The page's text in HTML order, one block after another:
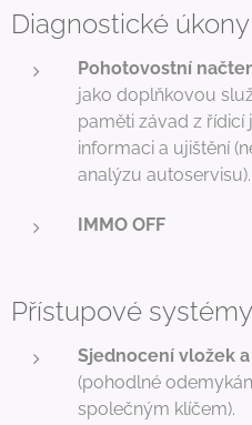
Diagnostické úkony
Pohotovostní
jako doplňkovou
paměti závad z
informaci a ujištění
analýzu autoservisu).
IMMO OFF
Přístupové
Sjednocení vložek
(pohodlné
společným klíčem).